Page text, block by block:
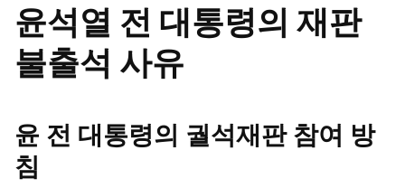
윤석열 전 대통령의 재판
불출석 사유
윤 전 대통령의 궐석재판 참여 방
침